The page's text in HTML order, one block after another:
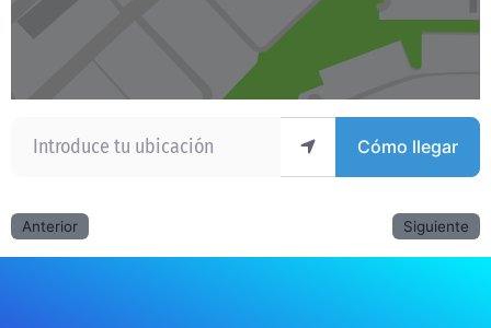
Cómo llegar
Anterior Siguiente